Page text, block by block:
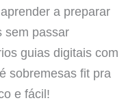
a preparar
sem passar
guias digitais com
sobremesas fit pra
e fácil!